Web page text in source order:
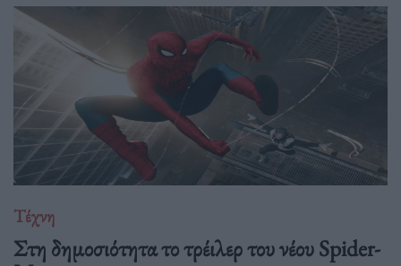
Τέχνη
Στη δημοσιότητα το τρέιλερ του νέου Spider-